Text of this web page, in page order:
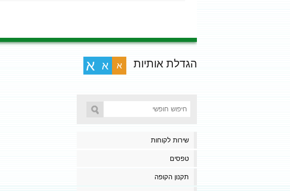
הגדלת אותיות א א א
שירות לקוחות
טפסים
תקנון הקופה